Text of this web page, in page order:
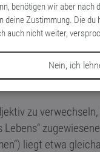
benötigen wir aber nach
deine Zustimmung. Die
auch nicht weiter,
Nein, ich
zu
liegt etwa